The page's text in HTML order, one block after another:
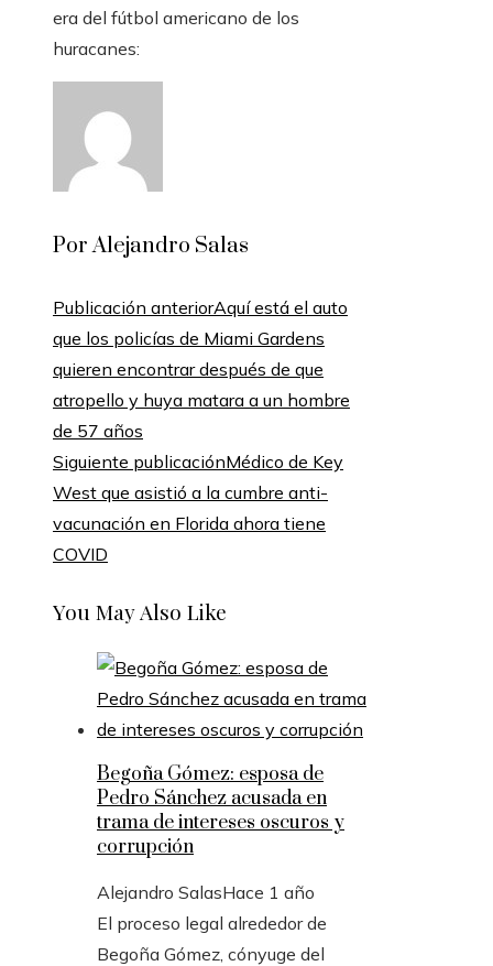
era del fútbol americano de los
huracanes:
Por Alejandro Salas
Publicación anteriorAquí está el auto
que los policías de Miami Gardens
quieren encontrar después de que
atropello y huya matara a un hombre
de 57 años
Siguiente publicaciónMédico de Key
West que asistió a la cumbre anti-
vacunación en Florida ahora tiene
COVID
You May Also Like
Begoña Gómez: esposa de
Pedro Sánchez acusada en
trama de intereses oscuros y
corrupción
Alejandro SalasHace 1 año
El proceso legal alrededor de
Begoña Gómez, cónyuge del